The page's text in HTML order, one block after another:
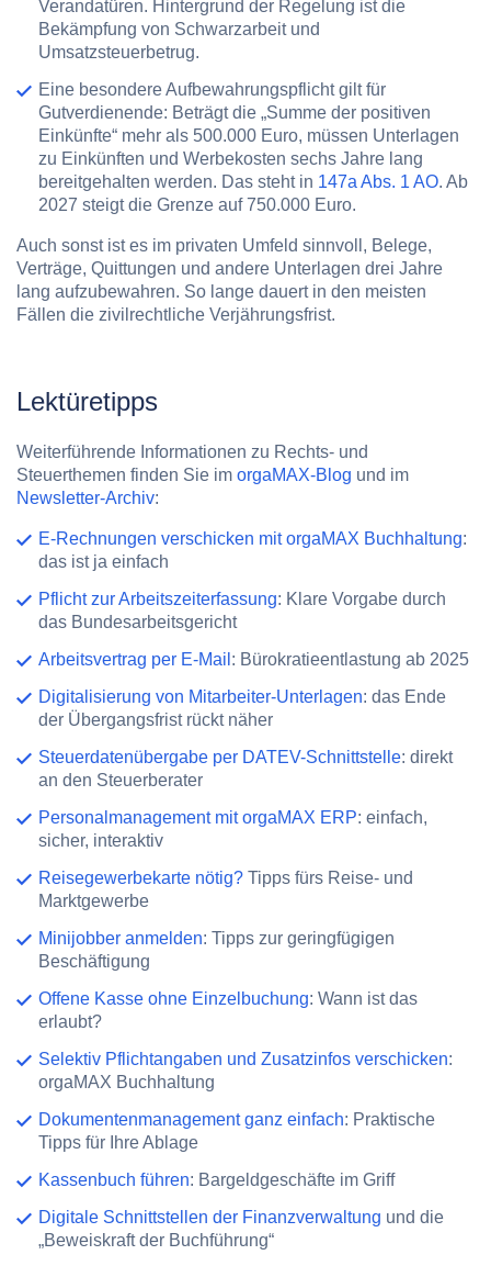
Verandatüren. Hintergrund der Regelung ist die
Bekämpfung von Schwarzarbeit und
Umsatzsteuerbetrug.
Eine besondere Aufbewahrungspflicht gilt für
Gutverdienende: Beträgt die „Summe der positiven
Einkünfte“ mehr als 500.000 Euro, müssen Unterlagen
zu Einkünften und Werbekosten sechs Jahre lang
bereitgehalten werden. Das steht in 147a Abs. 1 AO. Ab
2027 steigt die Grenze auf 750.000 Euro.
Auch sonst ist es im privaten Umfeld sinnvoll, Belege,
Verträge, Quittungen und andere Unterlagen drei Jahre
lang aufzubewahren. So lange dauert in den meisten
Fällen die zivilrechtliche Verjährungsfrist.
Lektüretipps
Weiterführende Informationen zu Rechts- und
Steuerthemen finden Sie im orgaMAX-Blog und im
Newsletter-Archiv:
E-Rechnungen verschicken mit orgaMAX Buchhaltung:
das ist ja einfach
Pflicht zur Arbeitszeiterfassung: Klare Vorgabe durch
das Bundesarbeitsgericht
Arbeitsvertrag per E-Mail : Bürokratieentlastung ab 2025
Digitalisierung von Mitarbeiter-Unterlagen: das Ende
der Übergangsfrist rückt näher
Steuerdatenübergabe per DATEV-Schnittstelle: direkt
an den Steuerberater
Personalmanagement mit orgaMAX ERP: einfach,
sicher, interaktiv
Reisegewerbekarte nötig? Tipps fürs Reise- und
Marktgewerbe
Minijobber anmelden: Tipps zur geringfügigen
Beschäftigung
Offene Kasse ohne Einzelbuchung: Wann ist das
erlaubt?
Selektiv Pflichtangaben und Zusatzinfos verschicken:
orgaMAX Buchhaltung
Dokumentenmanagement ganz einfach: Praktische
Tipps für Ihre Ablage
Kassenbuch führen: Bargeldgeschäfte im Griff
Digitale Schnittstellen der Finanzverwaltung und die
„Beweiskraft der Buchführung“